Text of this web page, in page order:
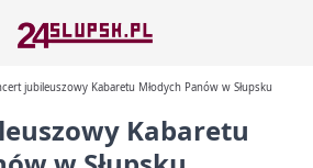
jubileuszowy Kabaretu Młodych Panów w Słupsku
Kabaretu